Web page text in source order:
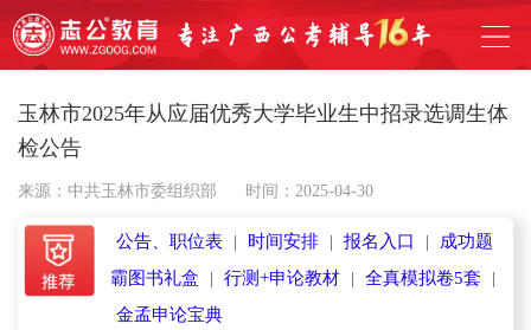
玉林市2025年从应届优秀大学毕业生中招录选调生体
检公告
来源：中共玉林市委组织部 时间：2025-04-30
公告、职位表 | 时间安排 | 报名入口 |
成功题
霸图书礼盒
| 行测+申论教材 | 全真模拟卷5套
|
金孟申论宝典